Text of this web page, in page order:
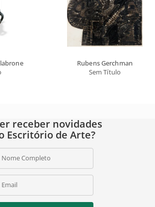
Rubens Gerchman
Sem Título
receber novidades
Escritório de Arte?
Nome Completo
Email